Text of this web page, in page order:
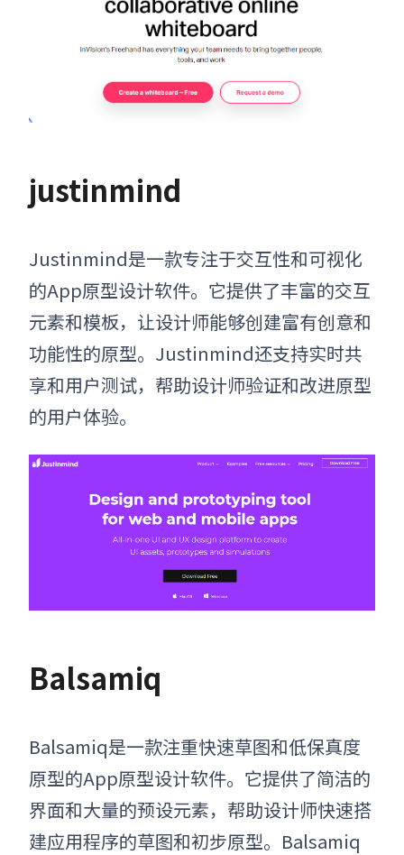
justinmind
Justinmind是一款专注于交互性和可视化
的App原型设计软件。它提供了丰富的交互
元素和模板，让设计师能够创建富有创意和
功能性的原型。Justinmind还支持实时共
享和用户测试，帮助设计师验证和改进原型
的用户体验。
Balsamiq
Balsamiq是一款注重快速草图和低保真度
原型的App原型设计软件。它提供了简洁的
界面和大量的预设元素，帮助设计师快速搭
建应用程序的草图和初步原型。Balsamiq